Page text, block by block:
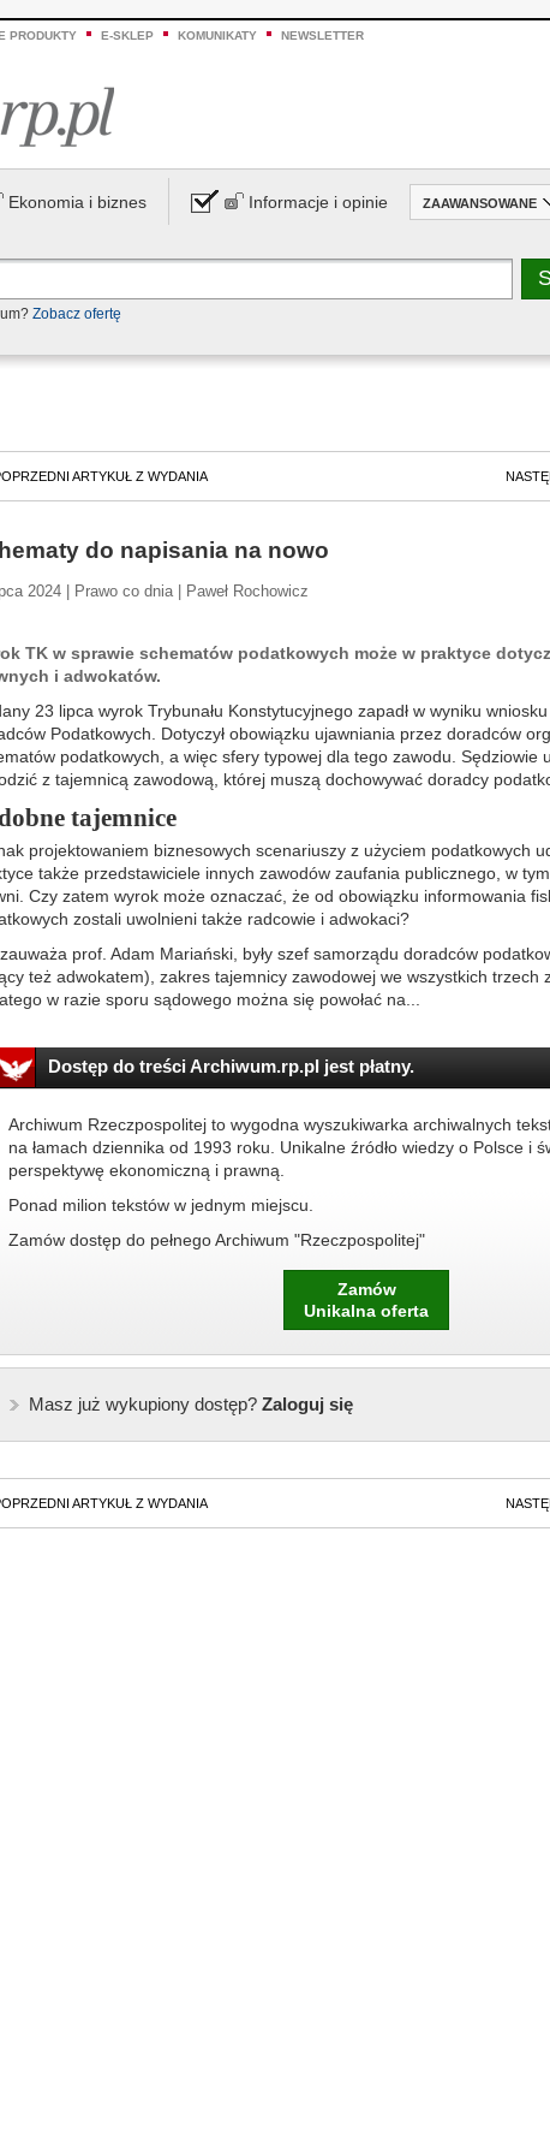
PRODUKTY E-SKLEP KOMUNIKATY NEWSLETTER
Ekonomia i biznes Informacje i opinie ZAAWANSOWANE
Zobacz ofertę
ARTYKUŁ Z WYDANIA
do napisania na nowo
2024 | Prawo co dnia | Paweł Rochowicz
TK w sprawie schematów podatkowych może w praktyce
i adwokatów.
23 lipca wyrok Trybunału Konstytucyjnego zapadł w wyniku
Podatkowych. Dotyczył obowiązku ujawniania przez doradców
podatkowych, a więc sfery typowej dla tego zawodu. Sędziowie
z tajemnicą zawodową, której muszą dochowywać doradcy
tajemnice
projektowaniem biznesowych scenariuszy z użyciem podatkowych
także przedstawiciele innych zawodów zaufania publicznego, w
Czy zatem wyrok może oznaczać, że od obowiązku informowania
zostali uwolnieni także radcowie i adwokaci?
prof. Adam Mariański, były szef samorządu doradców
też adwokatem), zakres tajemnicy zawodowej we wszystkich trzech
w razie sporu sądowego można się powołać na...
Dostęp do treści Archiwum.rp.pl jest płatny.
Archiwum Rzeczpospolitej to wygodna wyszukiwarka archiwalnych
na łamach dziennika od 1993 roku. Unikalne źródło wiedzy o Polsce i
perspektywę ekonomiczną i prawną.
Ponad milion tekstów w jednym miejscu.
Zamów dostęp do pełnego Archiwum "Rzeczpospolitej"
Zamów
Unikalna oferta
Masz już wykupiony dostęp?Zaloguj się
ARTYKUŁ Z WYDANIA